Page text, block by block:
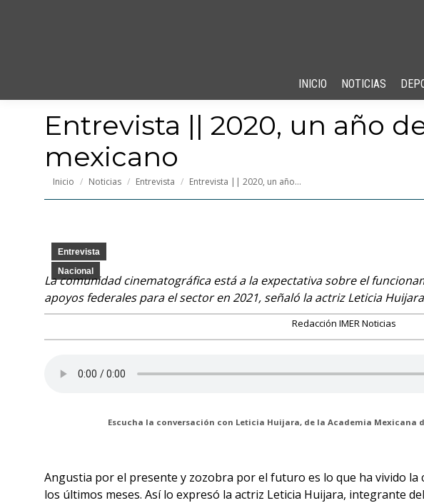
INICIO NOTICIAS
Entrevista || 2020, un año
mexicano
Estás aquí:
Inicio Noticias Entrevista Entrevista || 2020, un año…
Entrevista
Nacional
La comunidad cinematográfica está a la expectativa sobre el
apoyos federales para el sector en 2021, señaló la actriz Leticia
Redacción IMER Noticias
Escucha la conversación con Leticia Huijara, de la Academia Mexicana
Angustia por el presente y zozobra por el futuro es lo que ha vivido la
los últimos meses. Así lo expresó la actriz Leticia Huijara, integrante